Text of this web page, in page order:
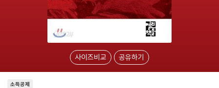
사이즈비교 공유하기
소득공제